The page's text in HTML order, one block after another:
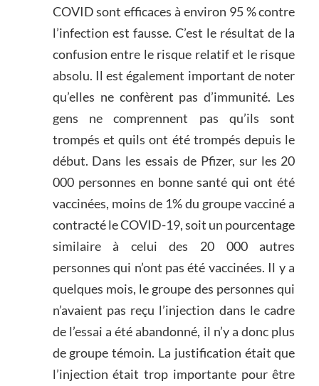
COVID sont efficaces à environ 95 % contre
l’infection est fausse. C’est le résultat de la
confusion entre le risque relatif et le risque
absolu. Il est également important de noter
qu’elles ne confèrent pas d’immunité. Les
gens ne comprennent pas qu’ils sont
trompés et quils ont été trompés depuis le
début. Dans les essais de Pfizer, sur les 20
000 personnes en bonne santé qui ont été
vaccinées, moins de 1% du groupe vacciné a
contracté le COVID-19, soit un pourcentage
similaire à celui des 20 000 autres
personnes qui n’ont pas été vaccinées. Il y a
quelques mois, le groupe des personnes qui
n’avaient pas reçu l’injection dans le cadre
de l’essai a été abandonné, il n’y a donc plus
de groupe témoin. La justification était que
l’injection était trop importante pour être